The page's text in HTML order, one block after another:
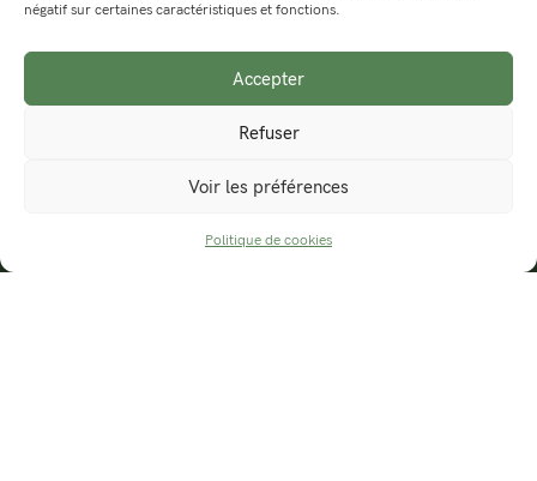
négatif sur certaines caractéristiques et fonctions.
Accepter
Refuser
Voir les préférences
Politique de cookies
Rhône-Alpes
Carte des randonnées
PRENDRE UN RACCOURCI